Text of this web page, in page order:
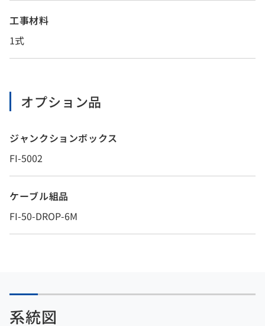
工事材料
1式
オプション品
ジャンクションボックス
FI-5002
ケーブル組品
FI-50-DROP-6M
系統図